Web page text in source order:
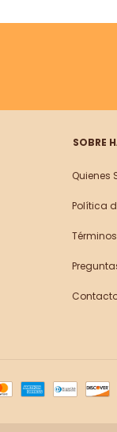
SOBRE
Quienes
Política